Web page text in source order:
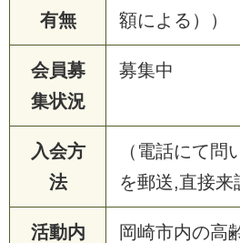
有無
額による））
会員募
集状況
募集中
入会方
法
（電話にて問
を郵送,直接来
活動内
岡崎市内の高